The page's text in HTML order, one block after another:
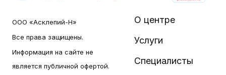
ООО «Асклепий-Н»
Все права защищены.
Информация на сайте не
является публичной офертой.
О центре
Услуги
Специалисты